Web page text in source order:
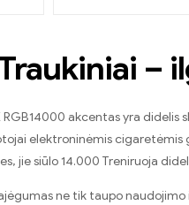
–
RGB14000 akcentas yra
elektroninėmis
jie siūlo 14.000 Treniruoja
ne tik taupo